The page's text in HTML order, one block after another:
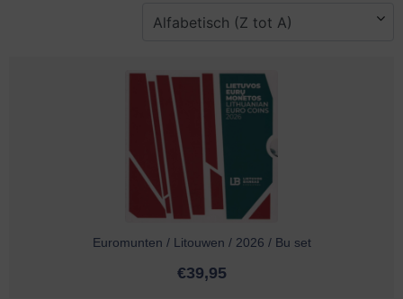
Euromunten / Litouwen / 2026 / Bu set
€39,95